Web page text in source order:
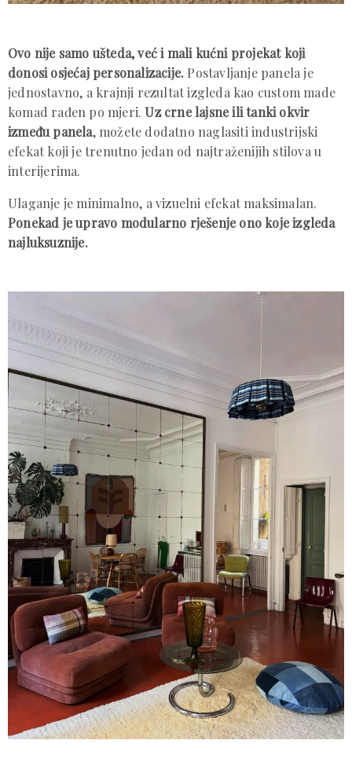
Ovo nije samo ušteda, već i mali kućni projekat koji
donosi osjećaj personalizacije. Postavljanje panela je
jednostavno, a krajnji rezultat izgleda kao custom made
komad rađen po mjeri.Uz crne lajsne ili tanki okvir
između panela, možete dodatno naglasiti industrijski
efekat koji je trenutno jedan od najtraženijih stilova u
interijerima.
Ulaganje je minimalno, a vizuelni efekat maksimalan.
Ponekad je upravo modularno rješenje ono koje izgleda
najluksuznije.